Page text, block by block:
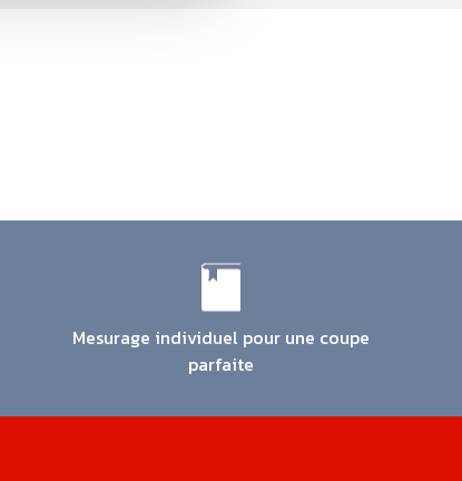
Mesurage individuel pour une coupe
parfaite